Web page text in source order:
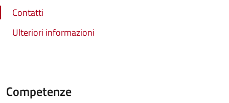
Contatti
Ulteriori informazioni
Competenze